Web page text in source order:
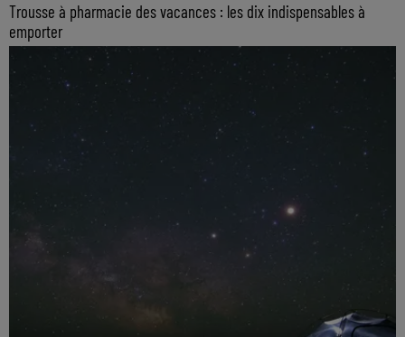
Trousse à pharmacie des vacances : les dix indispensables à
emporter